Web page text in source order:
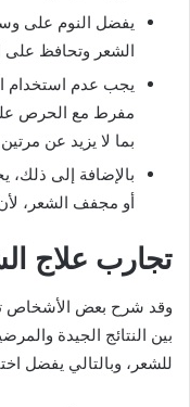
يفضل النوم على
الشعر وتحافظ على
يجب عدم استخدام
مفرط مع الحرص
بما لا يزيد عن
بالإضافة إلى ذلك،
أو مجفف الشعر،
تجارب علاج
وقد شرح بعض الأشخاص
بين النتائج الجيدة
للشعر، وبالتالي يفضل